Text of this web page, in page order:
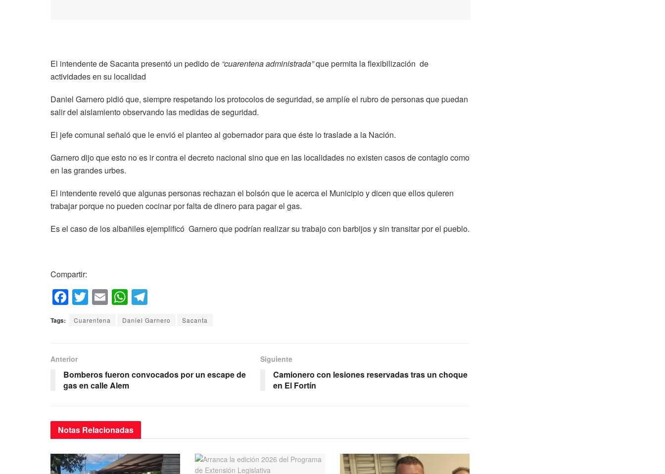
El intendente de Sacanta presentó un pedido de “cuarentena administrada”que permita la flexibilización de
actividades en su localidad
Daniel Garnero pidió que, siempre respetando los protocolos de seguridad, se amplíe el rubro de personas que puedan
salir del aislamiento observando las medidas de seguridad.
El jefe comunal señaló que le envió el planteo al gobernador para que éste lo traslade a la Nación.
Garnero dijo que esto no es ir contra el decreto nacional sino que en las localidades no existen casos de contagio como
en las grandes urbes.
El intendente reveló que algunas personas rechazan el bolsón que le acerca el Municipio y dicen que ellos quieren
trabajar porque no pueden cocinar por falta de dinero para pagar el gas.
Es el caso de los albañiles ejemplificó Garnero que podrían realizar su trabajo con barbijos y sin transitar por el pueblo.
Compartir:
F
a
c
b
o
o
T
wi
tt
E
m
ail
W
h
at
p
p
el
e
m
Tags: Cuarentena Daniel Garnero Sacanta
Anterior
Bomberos fueron convocados por un escape de
gas en calle Alem
Siguiente
Camionero con lesiones reservadas tras un choque
en El Fortín
Notas Relacionadas